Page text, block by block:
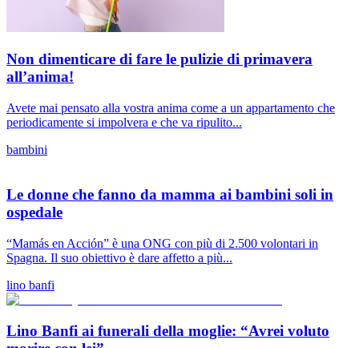
Non dimenticare di fare le pulizie di primavera
all’anima!
Avete mai pensato alla vostra anima come a un appartamento che
periodicamente si impolvera e che va ripulito...
bambini
Le donne che fanno da mamma ai bambini soli in
ospedale
“Mamás en Acción” è una ONG con più di 2.500 volontari in
Spagna. Il suo obiettivo è dare affetto a più...
lino banfi
Lino Banfi ai funerali della moglie: “Avrei voluto